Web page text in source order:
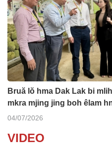
Bruă lŏ hma Dak Lak bi
mkra mjing jing boh êlam
04/07/2026
VIDEO